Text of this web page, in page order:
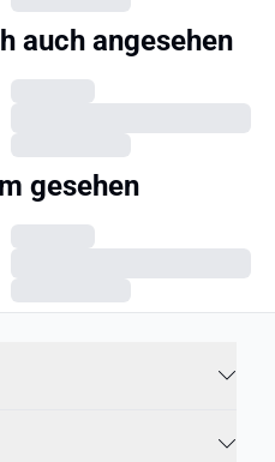
auch angesehen
gesehen